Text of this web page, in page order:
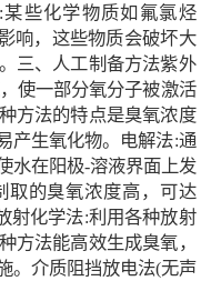
些化学物质如氟氯烃
响，这些物质会破坏大
三、人工制备方法紫外
使一部分氧分子被激活
方法的特点是臭氧浓度
产生氧化物。电解法:通
水在阳极-溶液界面上发
取的臭氧浓度高，可达
射化学法:利用各种放射
方法能高效生成臭氧，
。介质阻挡放电法(无声